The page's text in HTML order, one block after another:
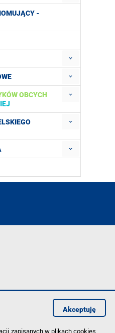
-
OBCYCH
zapisanych w plikach cookies.
Akceptuję